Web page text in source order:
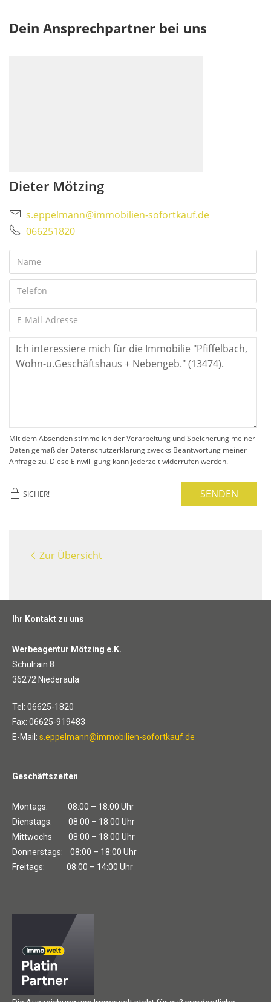
Dein Ansprechpartner bei uns
Dieter Mötzing
s.eppelmann@immobilien-sofortkauf.de
066251820
Mit dem Absenden stimme ich der Verarbeitung und Speicherung meiner
Daten gemäß der Datenschutzerklärung zwecks Beantwortung meiner
Anfrage zu. Diese Einwilligung kann jederzeit widerrufen werden.
SICHER! SENDEN
Zur Übersicht
Ihr Kontakt zu uns
Werbeagentur Mötzing e.K.
Schulrain 8
36272 Niederaula
Tel: 06625-1820
Fax: 06625-919483
E-Mail: s.eppelmann@immobilien-sofortkauf.de
Geschäftszeiten
Montags: 08:00 – 18:00 Uhr
Dienstags: 08:00 – 18:00 Uhr
Mittwochs 08:00 – 18:00 Uhr
Donnerstags: 08:00 – 18:00 Uhr
Freitags: 08:00 – 14:00 Uhr